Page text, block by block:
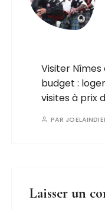
Visiter
budget :
visites à prix
PAR
Laisser un